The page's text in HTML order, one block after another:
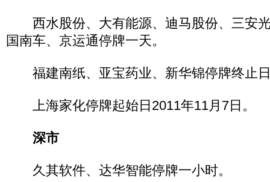
西水股份、大有能源、迪马股份、三安
国南车、京运通停牌一天。
福建南纸、亚宝药业、新华锦停牌终止日
上海家化停牌起始日2011年11月7日。
深市
久其软件、达华智能停牌一小时。